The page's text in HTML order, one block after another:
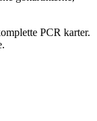
PCR karter.